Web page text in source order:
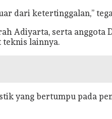
dari ketertinggalan,”
Adiyarta, serta anggota
teknis lainnya.
yang bertumpu pada